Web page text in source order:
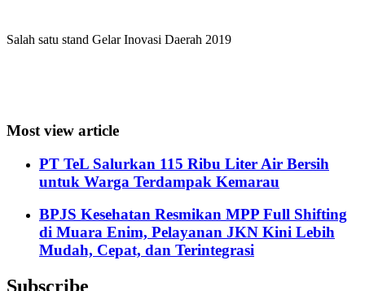
Salah satu stand Gelar Inovasi Daerah 2019
Most view article
PT TeL Salurkan 115 Ribu Liter Air Bersih
untuk Warga Terdampak Kemarau
BPJS Kesehatan Resmikan MPP Full Shifting
di Muara Enim, Pelayanan JKN Kini Lebih
Mudah, Cepat, dan Terintegrasi
Subscribe